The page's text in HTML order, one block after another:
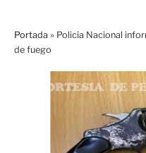
Portada » Policía Nacional
de fuego